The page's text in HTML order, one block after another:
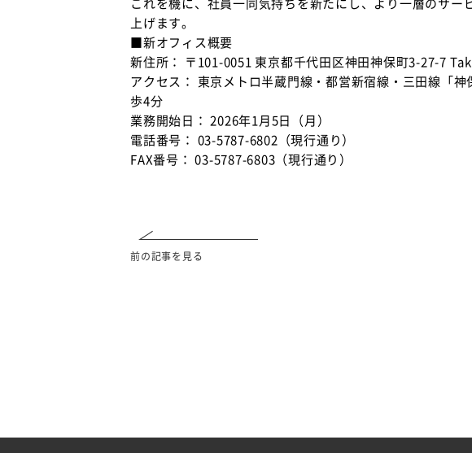
これを機に、社員一同気持ちを新たにし、より一層のサ
上げます。
■新オフィス概要
新住所： 〒101-0051 東京都千代田区神田神保町3-27-7
アクセス： 東京メトロ半蔵門線・都営新宿線・三田線「
歩4分
業務開始日： 2026年1月5日（月）
電話番号： 03-5787-6802（現行通り）
FAX番号： 03-5787-6803（現行通り）
前の記事を見る